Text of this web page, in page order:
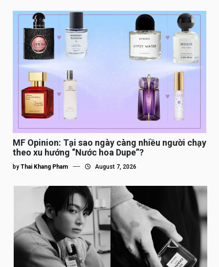
MF Opinion: Tại sao ngày càng nhiều người chạy
theo xu hướng “Nước hoa Dupe”?
by Thai Khang Pham August 7, 2026